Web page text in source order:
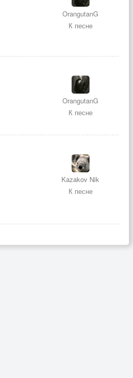
OrangutanG
К песне
OrangutanG
К песне
Kazakov Nik
К песне